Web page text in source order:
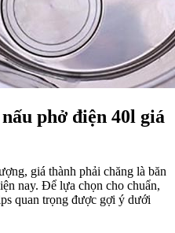
phở điện 40l giá
giá thành phải chăng là băn
nay. Để lựa chọn cho chuẩn,
quan trọng được gợi ý dưới